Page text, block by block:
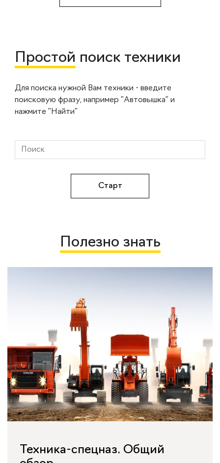
Простой поиск техники
Для поиска нужной Вам техники - введите
поисковую фразу, например "Автовышка" и
нажмите "Найти"
Полезно знать
Техника-спецназ. Общий